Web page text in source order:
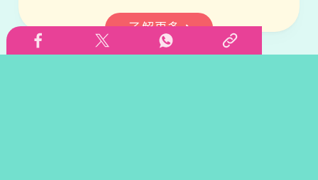
甚至模仿著帶有暗示性的肢體動作時，作為
家長的你，是否感到措手不及？是否擔心
「早熟」會導致過早的親密行為？「找社工
了解更多